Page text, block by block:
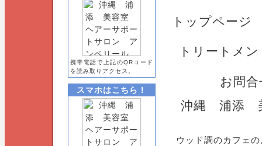
携帯電話で上記のQRコード
を読み取りアクセス。
スマホはこちら！
トップページ
トリートメ
お問
沖縄 浦添
ウッド調のカフェ